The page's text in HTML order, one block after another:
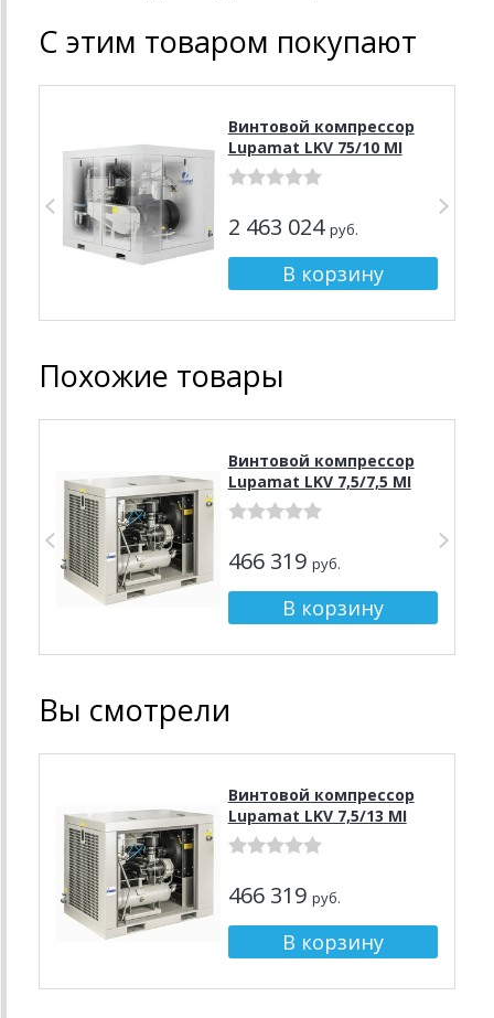
С этим товаром покупают
Винтовой компрессор
Lupamat LKV 75/10 MI
2 463 024 руб.
Похожие товары
Винтовой компрессор
Lupamat LKV 7,5/7,5 MI
466 319 руб.
Вы смотрели
Винтовой компрессор
Lupamat LKV 7,5/13 MI
466 319 руб.